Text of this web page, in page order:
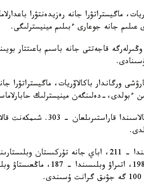
عىلىم جانە جوعارى ءبىلىم مينيسترلىگى.
قاجەتتى جانە باسىم باعىتتار
ورگاندار باكالاۆريات، ماگيستراتۋرا